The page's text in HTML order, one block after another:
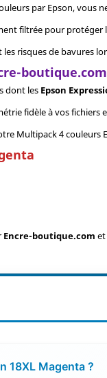
par Epson,
filtrée pour protéger
risques de bavures
dont les Epson
fidèle à vos
Multipack 4 couleurs
Encre-boutique.com
18XL Magenta ?